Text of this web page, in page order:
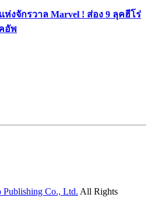
งจักรวาล Marvel ! ส่อง 9 ลุคฮีโร่
อัพ
Publishing Co., Ltd. All Rights